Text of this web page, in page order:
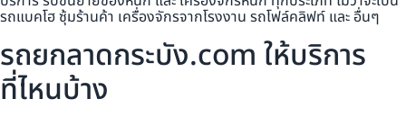
รถแบคโฮ ซุ้มร้านค้า เครื่องจักรจากโรงงาน รถโฟล์คลิฟท์ และ อื่นๆ
รถยกลาดกระบัง.com ให้บริการ
ที่ไหนบ้าง